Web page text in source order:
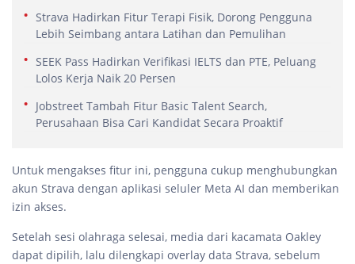
Strava Hadirkan Fitur Terapi Fisik, Dorong Pengguna
Lebih Seimbang antara Latihan dan Pemulihan
SEEK Pass Hadirkan Verifikasi IELTS dan PTE, Peluang
Lolos Kerja Naik 20 Persen
Jobstreet Tambah Fitur Basic Talent Search,
Perusahaan Bisa Cari Kandidat Secara Proaktif
Untuk mengakses fitur ini, pengguna cukup menghubungkan
akun Strava dengan aplikasi seluler Meta AI dan memberikan
izin akses.
Setelah sesi olahraga selesai, media dari kacamata Oakley
dapat dipilih, lalu dilengkapi overlay data Strava, sebelum